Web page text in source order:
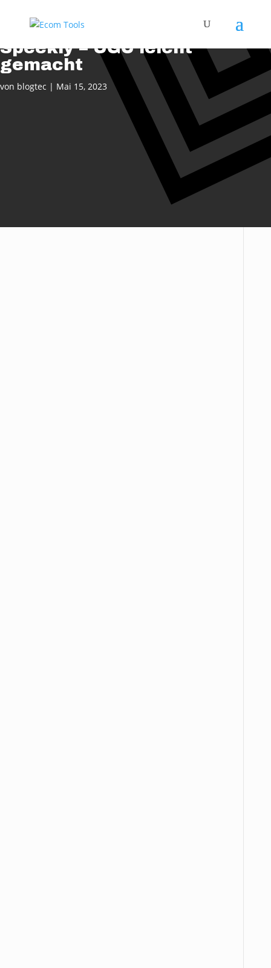
Speekly – UGC leicht
gemacht
von blogtec | Mai 15, 2023